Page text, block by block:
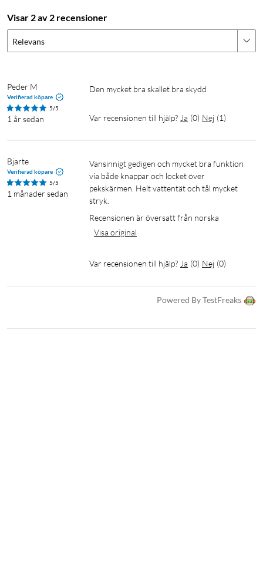
Visar 2 av 2 recensioner
Relevans
Peder M
Verifierad köpare
5/5
1 år sedan
Den mycket bra skallet bra skydd
Var recensionen till hjälp? Ja (0) Nej (1)
Bjarte
Verifierad köpare
5/5
1 månader sedan
Vansinnigt gedigen och mycket bra funktion
via både knappar och locket över
pekskärmen. Helt vattentät och tål mycket
stryk.
Recensionen är översatt från norska
Visa original
Var recensionen till hjälp? Ja (0) Nej (0)
Powered By TestFreaks